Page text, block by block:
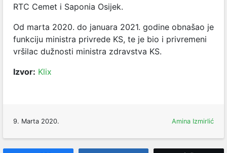
RTC Cemet i Saponia Osijek.
Od marta 2020. do januara 2021. godine obnašao je
funkciju ministra privrede KS, te je bio i privremeni
vršilac dužnosti ministra zdravstva KS.
Izvor: Klix
9. Marta 2020. Amina Izmirlić